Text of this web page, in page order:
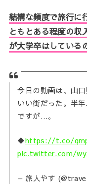
結構な頻度で旅行に
ともとある程度の収
が大学卒はしている
今日の動画は、山口
いい街だった。半
ですが…。
◆https://t.co/
pic.twitter.com/
— 旅人やす